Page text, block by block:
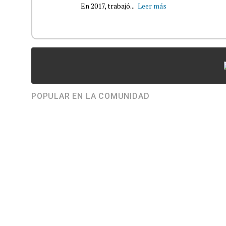
En 2017, trabajó... Leer más
POPULAR EN LA COMUNIDAD